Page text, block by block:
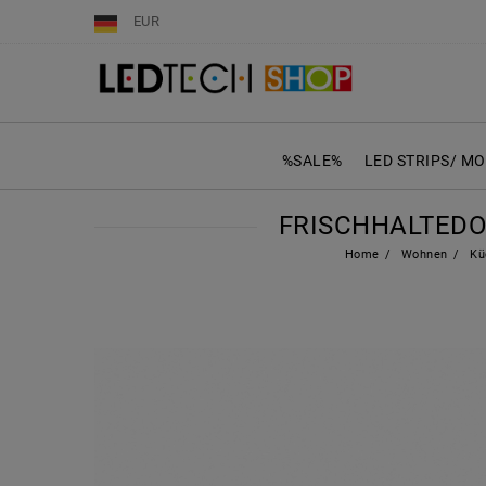
EUR
%SALE% LED STRIPS/
Home Wohnen